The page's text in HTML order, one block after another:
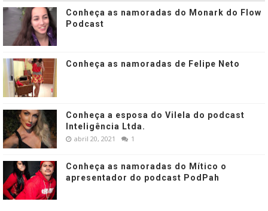
Conheça as namoradas do Monark do Flow
Podcast
Conheça as namoradas de Felipe Neto
Conheça a esposa do Vilela do podcast
Inteligência Ltda.
abril 20, 2021 1
Conheça as namoradas do Mítico o
apresentador do podcast PodPah